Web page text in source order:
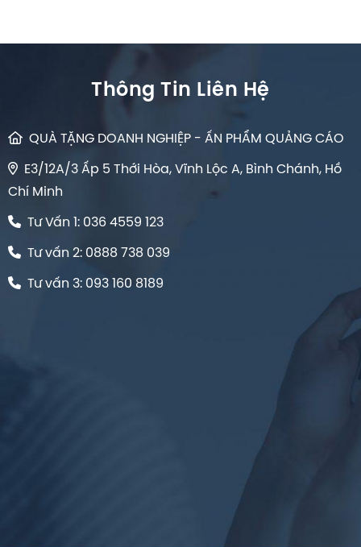
Thông Tin Liên Hệ
QUÀ TẶNG DOANH NGHIỆP - ẤN PHẨM QUẢNG CÁO
E3/12A/3 Ấp 5 Thới Hòa, Vĩnh Lộc A, Bình Chánh, Hồ
Chí Minh
Tư Vấn 1: 036 4559 123
Tư vấn 2: 0888 738 039
Tư vấn 3: 093 160 8189